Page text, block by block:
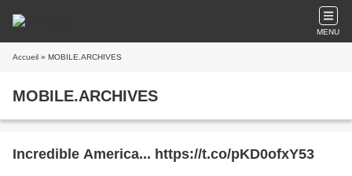
MENU
Accueil » MOBILE.ARCHIVES
MOBILE.ARCHIVES
Incredible America... https://t.co/pKD0ofxY53